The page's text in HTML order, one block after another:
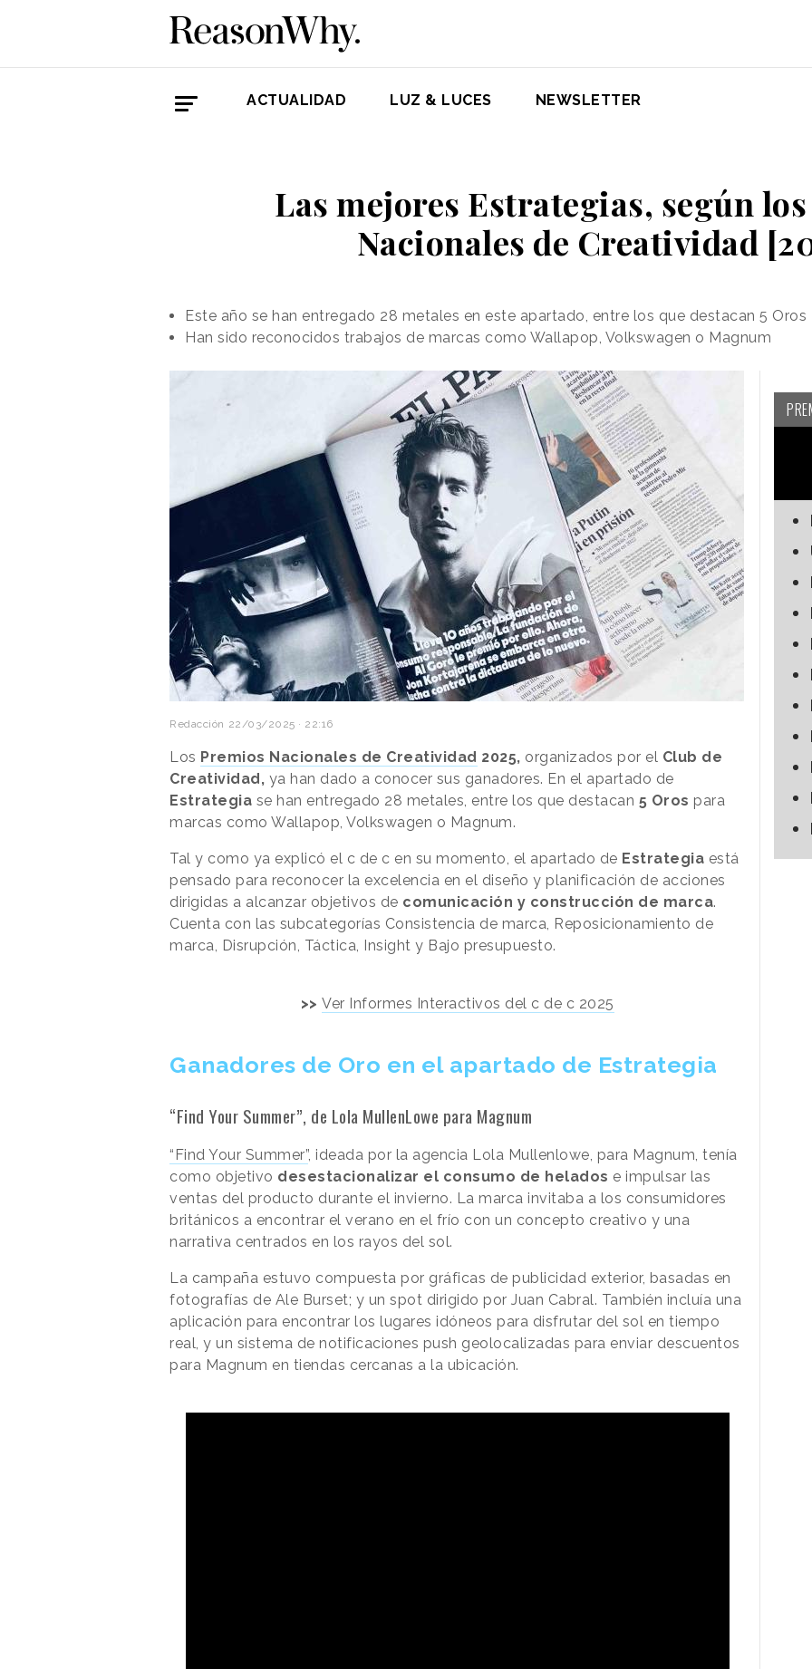
ACTUALIDAD LUZ & LUCES NEWSLETTER
Las mejores Estrategias, según
Nacionales de Creatividad
Este año se han entregado 28 metales en este apartado, entre los que destacan 5 Oros
Han sido reconocidos trabajos de marcas como Wallapop, Volkswagen o Magnum
Redacción 22/03/2025 · 22:16
Los Premios Nacionales de Creatividad 2025, organizados por el Club de
Creatividad, ya han dado a conocer sus ganadores. En el apartado de
Estrategia se han entregado 28 metales, entre los que destacan 5 Oros para
marcas como Wallapop, Volkswagen o Magnum.
Tal y como ya explicó el c de c en su momento, el apartado de Estrategia está
pensado para reconocer la excelencia en el diseño y planificación de acciones
dirigidas a alcanzar objetivos de comunicación y construcción de marca.
Cuenta con las subcategorías Consistencia de marca, Reposicionamiento de
marca, Disrupción, Táctica, Insight y Bajo presupuesto.
>>Ver Informes Interactivos del c de c 2025
Ganadores de Oro en el apartado de Estrategia
“Find Your Summer”, de Lola MullenLowe para Magnum
“Find Your Summer”, ideada por la agencia Lola Mullenlowe, para Magnum, tenía
como objetivo desestacionalizar el consumo de helados e impulsar las
ventas del producto durante el invierno. La marca invitaba a los consumidores
británicos a encontrar el verano en el frío con un concepto creativo y una
narrativa centrados en los rayos del sol.
La campaña estuvo compuesta por gráficas de publicidad exterior, basadas en
fotografías de Ale Burset; y un spot dirigido por Juan Cabral. También incluía una
aplicación para encontrar los lugares idóneos para disfrutar del sol en tiempo
real, y un sistema de notificaciones push geolocalizadas para enviar descuentos
para Magnum en tiendas cercanas a la ubicación.